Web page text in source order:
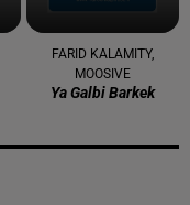
FARID KALAMITY,
MOOSIVE
Ya Galbi Barkek